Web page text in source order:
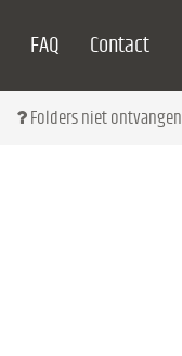
FAQ Contact
Folders niet ontvangen